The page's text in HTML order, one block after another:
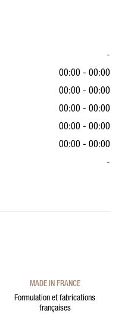
-
00:00 - 00:00
00:00 - 00:00
00:00 - 00:00
00:00 - 00:00
00:00 - 00:00
-
MADE IN FRANCE
Formulation et fabrications
françaises